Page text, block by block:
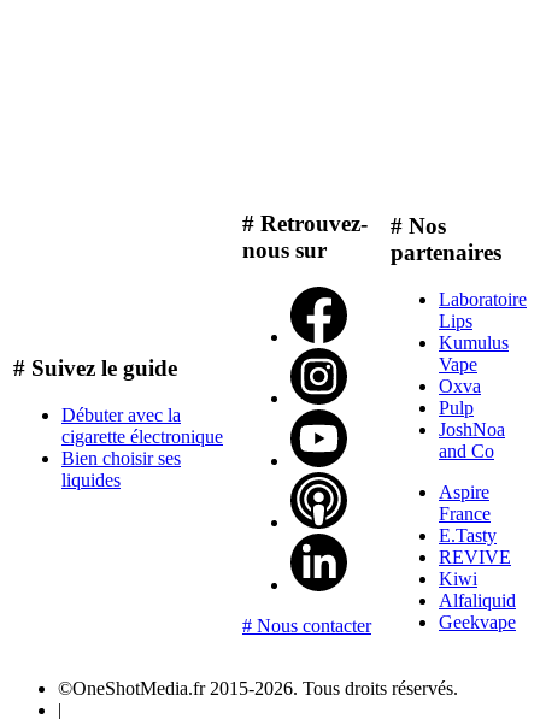
# Suivez le guide
Débuter avec la
cigarette électronique
Bien choisir ses
liquides
# Retrouvez-
nous sur
# Nous contacter
# Nos
partenaires
Laboratoire
Lips
Kumulus
Vape
Oxva
Pulp
JoshNoa
and Co
Aspire
France
E.Tasty
REVIVE
Kiwi
Alfaliquid
Geekvape
©OneShotMedia.fr 2015-2026. Tous droits réservés.
|